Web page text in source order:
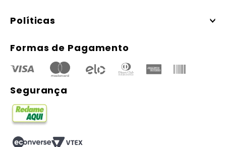
Políticas
Formas de Pagamento
Segurança